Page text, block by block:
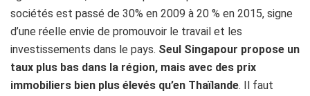
sociétés est passé de 30% en 2009 à 20 % en 2015, signe
d’une réelle envie de promouvoir le travail et les
investissements dans le pays. Seul Singapour propose un
taux plus bas dans la région, mais avec des prix
immobiliers bien plus élevés qu’en Thaïlande. Il faut